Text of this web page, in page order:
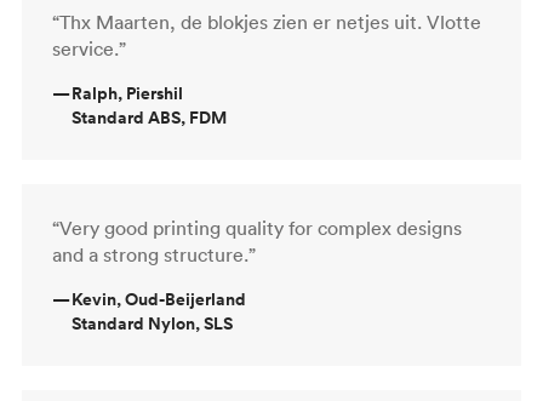
“Thx Maarten, de blokjes zien er netjes uit. Vlotte
service.”
—Ralph, Piershil
Standard ABS, FDM
“Very good printing quality for complex designs
and a strong structure.”
—Kevin, Oud-Beijerland
Standard Nylon, SLS